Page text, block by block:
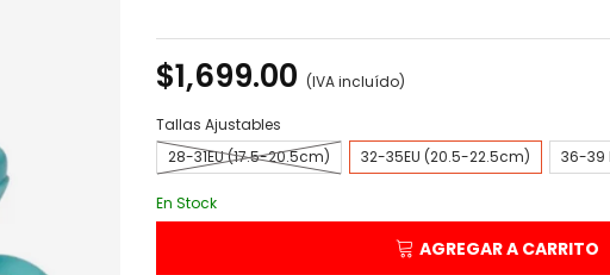
$1,699.00 (IVA incluído)
Tallas Ajustables
28-31EU (17.5-20.5cm)
32-35EU (20.5-22.5cm) 36-39
En Stock
AGREGAR A CARRITO